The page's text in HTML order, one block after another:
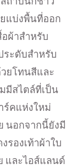
ยแบ่งพื้นที่ออก
ผ้าสำหรับ
ระดับสำหรับ
ยโทนสีและ
มีสไตล์ที่เป็น
ร์คแห่งใหม่
นอกจากนี้ยังมี
รองเท้าผ้าใบ
และไอส์แลนด์